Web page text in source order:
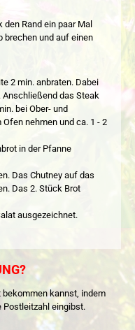
Rand ein paar Mal
brechen und auf einen
2 min. anbraten. Dabei
das Steak
bei Ober- und
nehmen und ca. 1 - 2
in der Pfanne
Das Chutney auf das
Das 2. Stück Brot
ausgezeichnet.
bekommen kannst, indem
Postleitzahl eingibst.